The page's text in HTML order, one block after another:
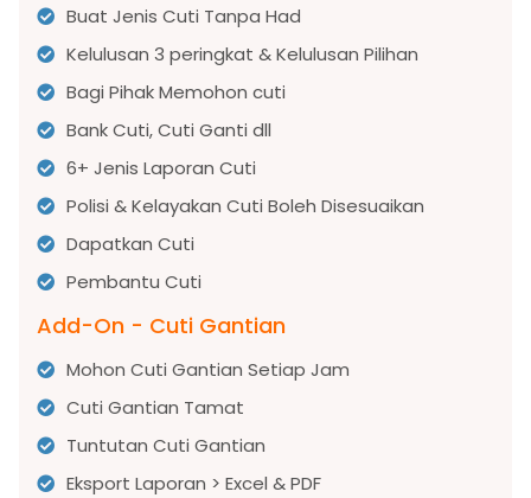
Buat Jenis Cuti Tanpa Had
Kelulusan 3 peringkat & Kelulusan Pilihan
Bagi Pihak Memohon cuti
Bank Cuti, Cuti Ganti dll
6+ Jenis Laporan Cuti
Polisi & Kelayakan Cuti Boleh Disesuaikan
Dapatkan Cuti
Pembantu Cuti
Add-On - Cuti Gantian
Mohon Cuti Gantian Setiap Jam
Cuti Gantian Tamat
Tuntutan Cuti Gantian
Eksport Laporan > Excel & PDF